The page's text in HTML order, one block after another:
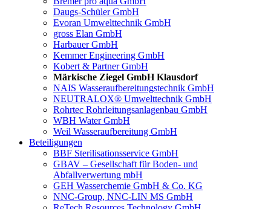
Daugs-Schüler GmbH
Evoran Umwelt­technik GmbH
gross Elan GmbH
Harbauer GmbH
Kemmer Engineering GmbH
Kobert & Partner GmbH
Märkische Ziegel GmbH Klausdorf
NAIS Wasseraufbereitungstechnik GmbH
NEUTRALOX® Umwelttechnik GmbH
Rohrtec Rohrleitungsanlagenbau GmbH
WBH Water GmbH
Weil Wasseraufbereitung GmbH
Beteiligungen
BBF Sterilisationsservice GmbH
GBAV – Gesellschaft für Boden- und
Abfallverwertung mbH
GEH Wasserchemie GmbH & Co. KG
NNC-Group, NNC-LIN MS GmbH